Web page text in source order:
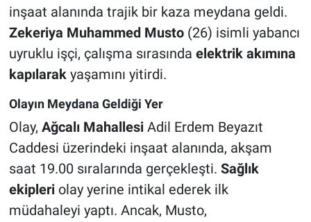
inşaat alanında trajik bir kaza meydana geldi.
Zekeriya Muhammed Musto(26) isimli yabancı
uyruklu işçi, çalışma sırasında elektrik akımına
kapılarakyaşamını yitirdi.
Olayın Meydana Geldiği Yer
Olay, Ağcalı MahallesiAdil Erdem Beyazıt
Caddesi üzerindeki inşaat alanında, akşam
saat 19.00 sıralarında gerçekleşti. Sağlık
ekipleriolay yerine intikal ederek ilk
müdahaleyi yaptı. Ancak, Musto,